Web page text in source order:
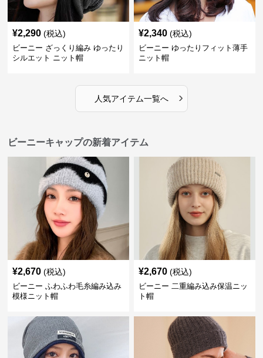
¥2,290 (税込)
ビーニー ざっくり編み ゆったり
シルエット ニット帽
¥2,340 (税込)
ビーニー ゆったりフィット薄手
ニット帽
人気アイテム一覧へ ›
ビーニーキャップの新着アイテム
¥2,670 (税込)
ビーニー ふわふわ毛糸編み込み
模様ニット帽
¥2,670 (税込)
ビーニー 二重編み込み保温ニッ
ト帽